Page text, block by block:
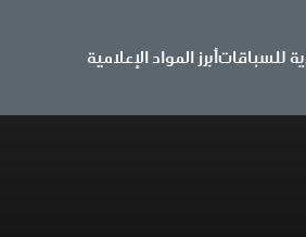
للسباقاتأبرز المواد الإعلامية